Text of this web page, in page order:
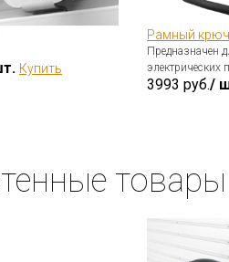
Купить
Рамный
Предназначен
электрических
3993 руб./
товары